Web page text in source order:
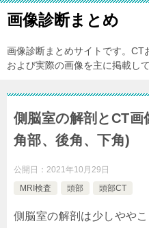
画像診断まとめ
画像診断まとめサイトです。
および実際の画像を主に掲載して
側脳室の解剖とCT
角部、後角、下角)
公開日： 2021年10月29日
MRI検査
頭部 頭部CT
側脳室の解剖は少しややこ